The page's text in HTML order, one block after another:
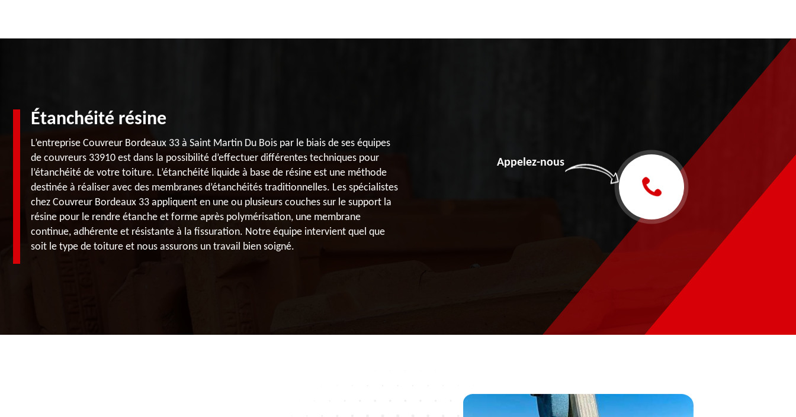
Étanchéité résine
L’entreprise Couvreur Bordeaux 33 à Saint Martin Du Bois par le biais de ses équipes
de couvreurs 33910 est dans la possibilité d’effectuer différentes techniques pour
l’étanchéité de votre toiture. L’étanchéité liquide à base de résine est une méthode
destinée à réaliser avec des membranes d’étanchéités traditionnelles. Les spécialistes
chez Couvreur Bordeaux 33 appliquent en une ou plusieurs couches sur le support la
résine pour le rendre étanche et forme après polymérisation, une membrane
continue, adhérente et résistante à la fissuration. Notre équipe intervient quel que
soit le type de toiture et nous assurons un travail bien soigné.
Appelez-nous